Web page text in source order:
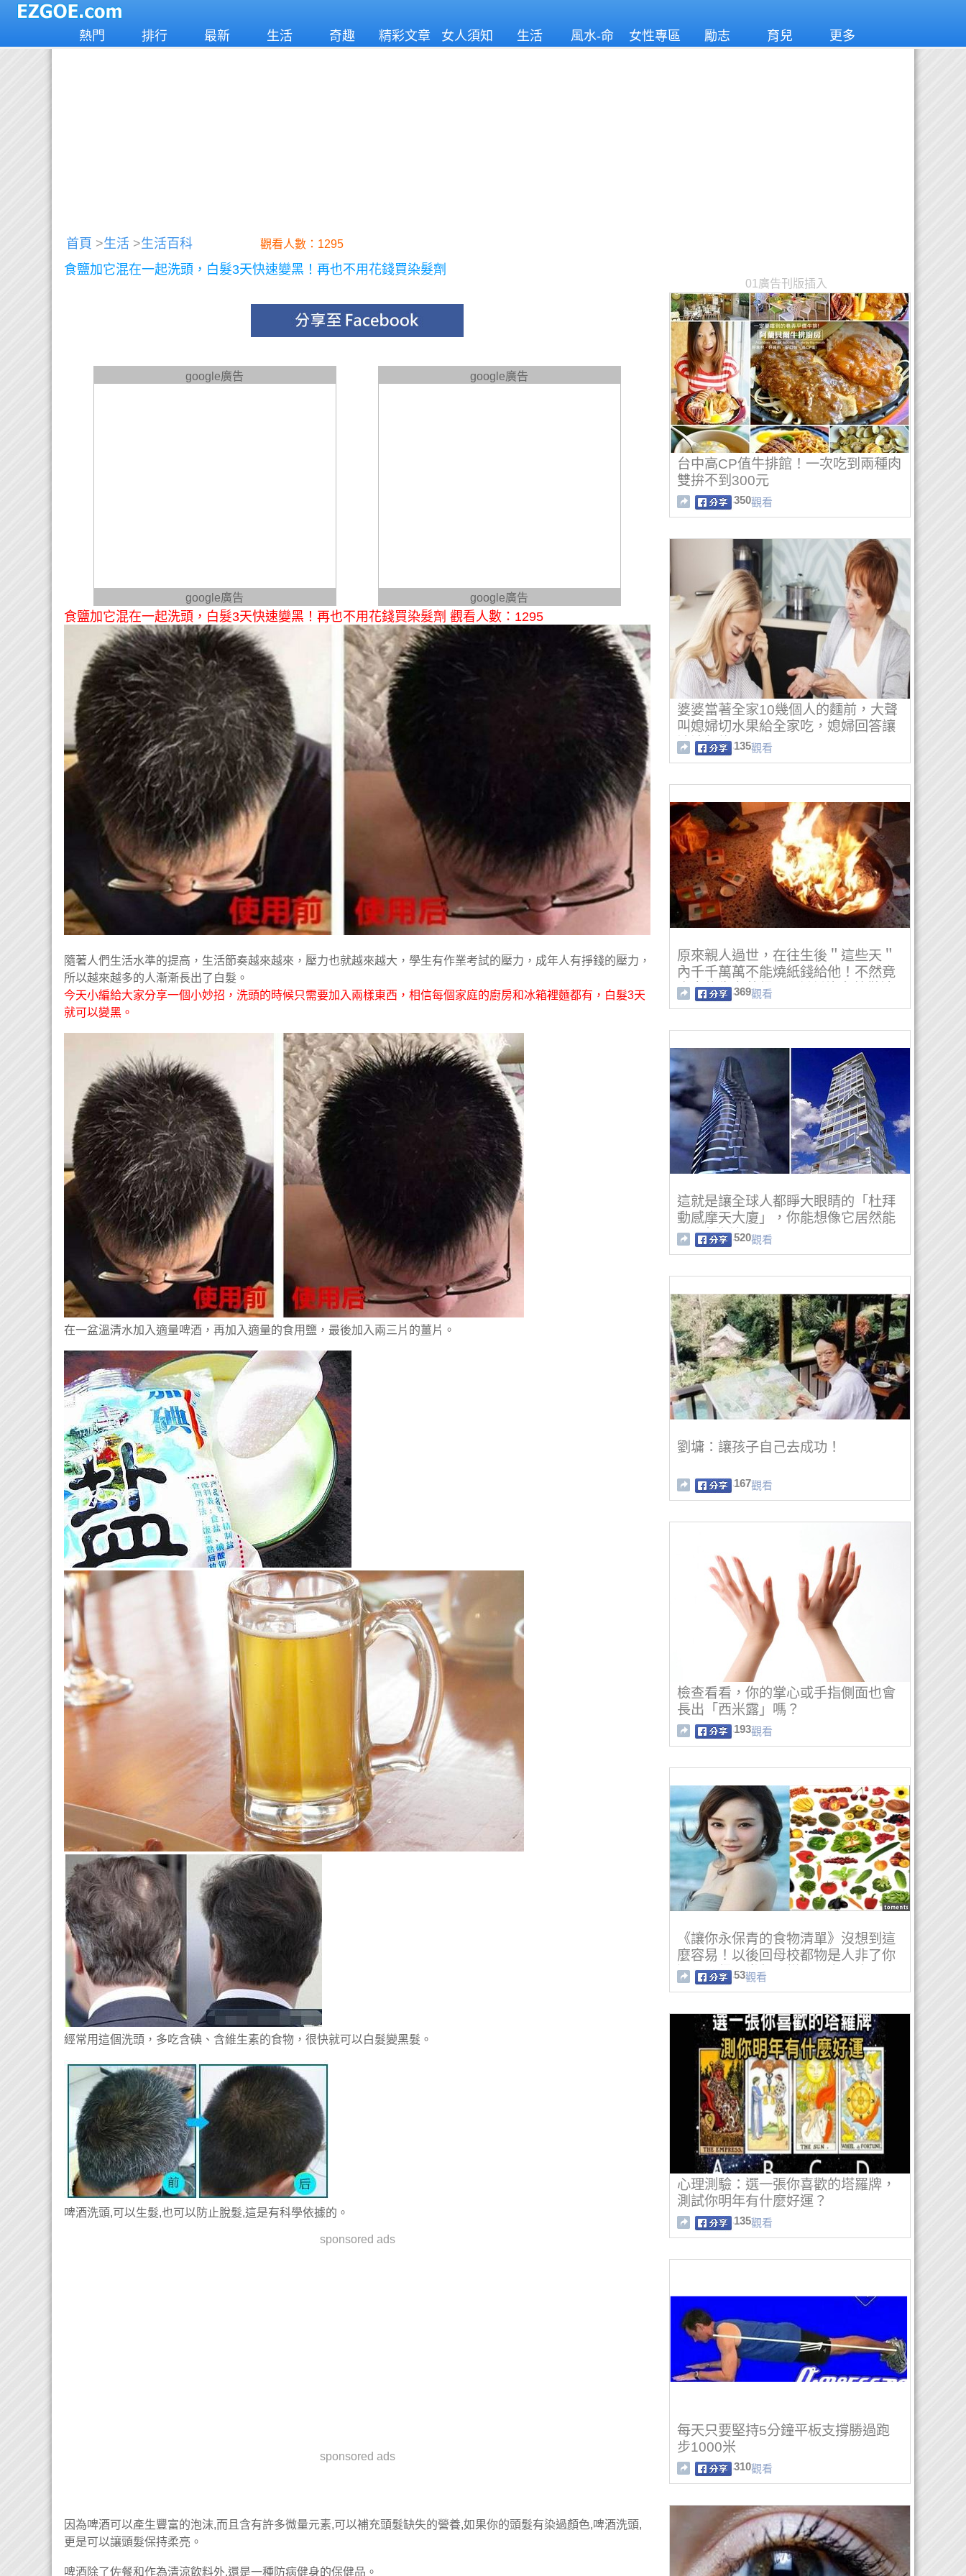
熱門 排行 最新 生活 奇趣 精彩文章 女人須知 生活
風水-命
女性專區 勵志 育兒 更多
首頁 >生活 >生活百科 觀看人數：1295
食鹽加它混在一起洗頭，白髮3天快速變黑！再也不用花錢買染髮劑
google廣告
google廣告
google廣告
google廣告
食鹽加它混在一起洗頭，白髮3天快速變黑！再也不用花錢買染髮劑 觀看人數：1295
隨著人們生活水準的提高，生活節奏越來越來，壓力也就越來越大，學生有作業考試的壓力，成年人有掙錢的壓力，
所以越來越多的人漸漸長出了白髮。
今天小編給大家分享一個小妙招，洗頭的時候只需要加入兩樣東西，相信每個家庭的廚房和冰箱裡麵都有，白髮3天
就可以變黑。
在一盆溫清水加入適量啤酒，再加入適量的食用鹽，最後加入兩三片的薑片。
經常用這個洗頭，多吃含碘、含維生素的食物，很快就可以白髮變黑髮。
啤酒洗頭,可以生髮,也可以防止脫髮,這是有科學依據的。
sponsored ads
sponsored ads
因為啤酒可以產生豐富的泡沫,而且含有許多微量元素,可以補充頭髮缺失的營養,如果你的頭髮有染過顏色,啤酒洗頭,
更是可以讓頭髮保持柔亮。
啤酒除了佐餐和作為清涼飲料外,還是一種防病健身的保健品。
01廣告刊版插入
台中高CP值牛排館！一次吃到兩種肉
雙拚不到300元
350觀看
婆婆當著全家10幾個人的麵前，大聲
叫媳婦切水果給全家吃，媳婦回答讓
婆婆氣炸了！
135觀看
原來親人過世，在往生後＂這些天＂
內千千萬萬不能燒紙錢給他！不然竟
會害往生者落得.......偏偏許多葬儀社
卻為了賺錢而........
369觀看
這就是讓全球人都睜大眼睛的「杜拜
動感摩天大廈」，你能想像它居然能
360度旋轉嗎？！
520觀看
劉墉：讓孩子自己去成功！
167觀看
檢查看看，你的掌心或手指側面也會
長出「西米露」嗎？
193觀看
《讓你永保青的食物清單》沒想到這
麼容易！以後回母校都物是人非了你
還是長得跟當年一樣！一定要吃
53觀看
心理測驗：選一張你喜歡的塔羅牌，
測試你明年有什麼好運？
135觀看
每天只要堅持5分鐘平板支撐勝過跑
步1000米
310觀看